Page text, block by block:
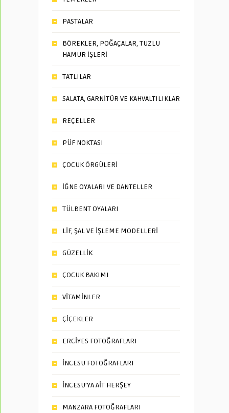
PASTALAR
BÖREKLER, POĞAÇALAR, TUZLU
HAMUR İŞLERİ
TATLILAR
SALATA, GARNİTÜR VE KAHVALTILIKLAR
REÇELLER
PÜF NOKTASI
ÇOCUK ÖRGÜLERİ
İĞNE OYALARI VE DANTELLER
TÜLBENT OYALARI
LİF, ŞAL VE İŞLEME MODELLERİ
GÜZELLİK
ÇOCUK BAKIMI
VİTAMİNLER
ÇİÇEKLER
ERCİYES FOTOĞRAFLARI
İNCESU FOTOĞRAFLARI
İNCESU’YA AİT HERŞEY
MANZARA FOTOĞRAFLARI